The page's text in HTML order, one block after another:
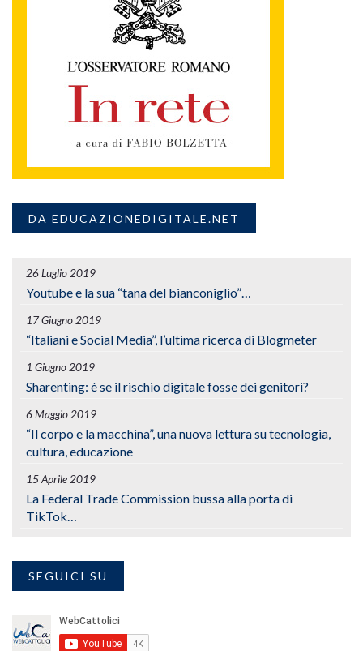
DA EDUCAZIONEDIGITALE.NET
26 Luglio 2019
Youtube e la sua “tana del bianconiglio”…
17 Giugno 2019
“Italiani e Social Media”, l’ultima ricerca di Blogmeter
1 Giugno 2019
Sharenting: è se il rischio digitale fosse dei genitori?
6 Maggio 2019
“Il corpo e la macchina”, una nuova lettura su tecnologia,
cultura, educazione
15 Aprile 2019
La Federal Trade Commission bussa alla porta di
TikTok…
SEGUICI SU